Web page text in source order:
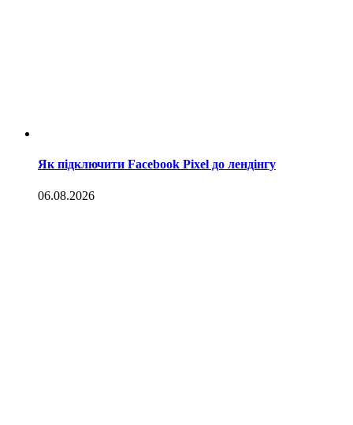
Як підключити Facebook Pixel до лендінгу
06.08.2026